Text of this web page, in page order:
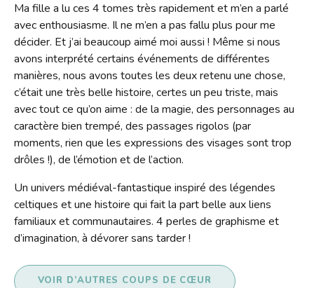
Ma fille a lu ces 4 tomes très rapidement et m’en a parlé
avec enthousiasme. Il ne m’en a pas fallu plus pour me
décider. Et j’ai beaucoup aimé moi aussi ! Même si nous
avons interprété certains événements de différentes
manières, nous avons toutes les deux retenu une chose,
c’était une très belle histoire, certes un peu triste, mais
avec tout ce qu’on aime : de la magie, des personnages au
caractère bien trempé, des passages rigolos (par
moments, rien que les expressions des visages sont trop
drôles !), de l’émotion et de l’action.
Un univers médiéval-fantastique inspiré des légendes
celtiques et une histoire qui fait la part belle aux liens
familiaux et communautaires. 4 perles de graphisme et
d’imagination, à dévorer sans tarder !
VOIR D’AUTRES COUPS DE CŒUR